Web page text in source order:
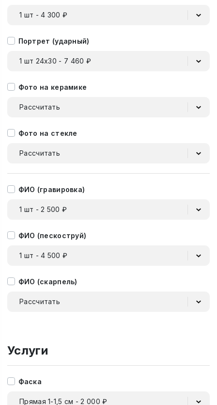
1 шт - 4 300 ₽
Портрет (ударный)
1 шт 24х30 - 7 460 ₽
Фото на керамике
Рассчитать
Фото на стекле
Рассчитать
ФИО (гравировка)
1 шт - 2 500 ₽
ФИО (пескоструй)
1 шт - 4 500 ₽
ФИО (скарпель)
Рассчитать
Услуги
Фаска
Прямая 1-1,5 см - 2 000 ₽